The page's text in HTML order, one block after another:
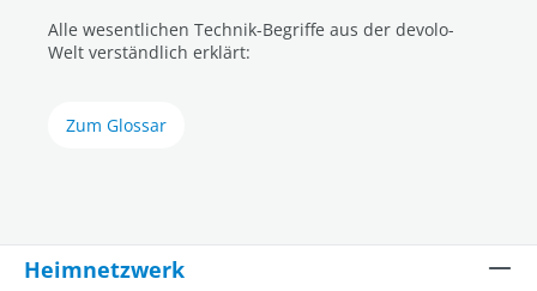
Alle wesentlichen Technik-Begriffe aus der devolo-
Welt verständlich erklärt:
Zum Glossar
Heimnetzwerk